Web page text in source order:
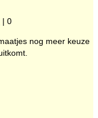
| 0
nog meer keuze